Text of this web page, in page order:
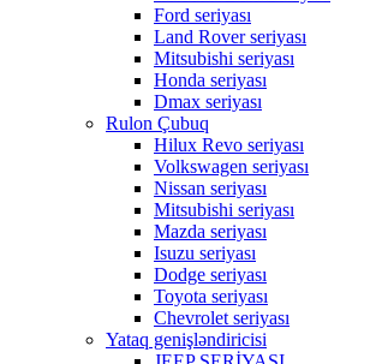
Ford seriyası
Land Rover seriyası
Mitsubishi seriyası
Honda seriyası
Dmax seriyası
Rulon Çubuq
Hilux Revo seriyası
Volkswagen seriyası
Nissan seriyası
Mitsubishi seriyası
Mazda seriyası
Isuzu seriyası
Dodge seriyası
Toyota seriyası
Chevrolet seriyası
Yataq genişləndiricisi